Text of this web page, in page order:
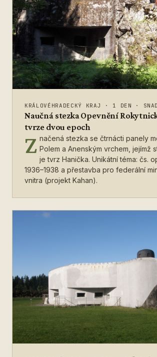
KRÁLOVÉHRADECKÝ KRAJ · 1 DEN ·
Naučná stezka Opevnění
tvrze dvou epoch
Z načená stezka se čtrnácti panely
Polem a Anenským vrchem, jejímž
je tvrz Hanička. Unikátní téma: čs.
1936–1938 a přestavba pro federální
vnitra (projekt Kahan).